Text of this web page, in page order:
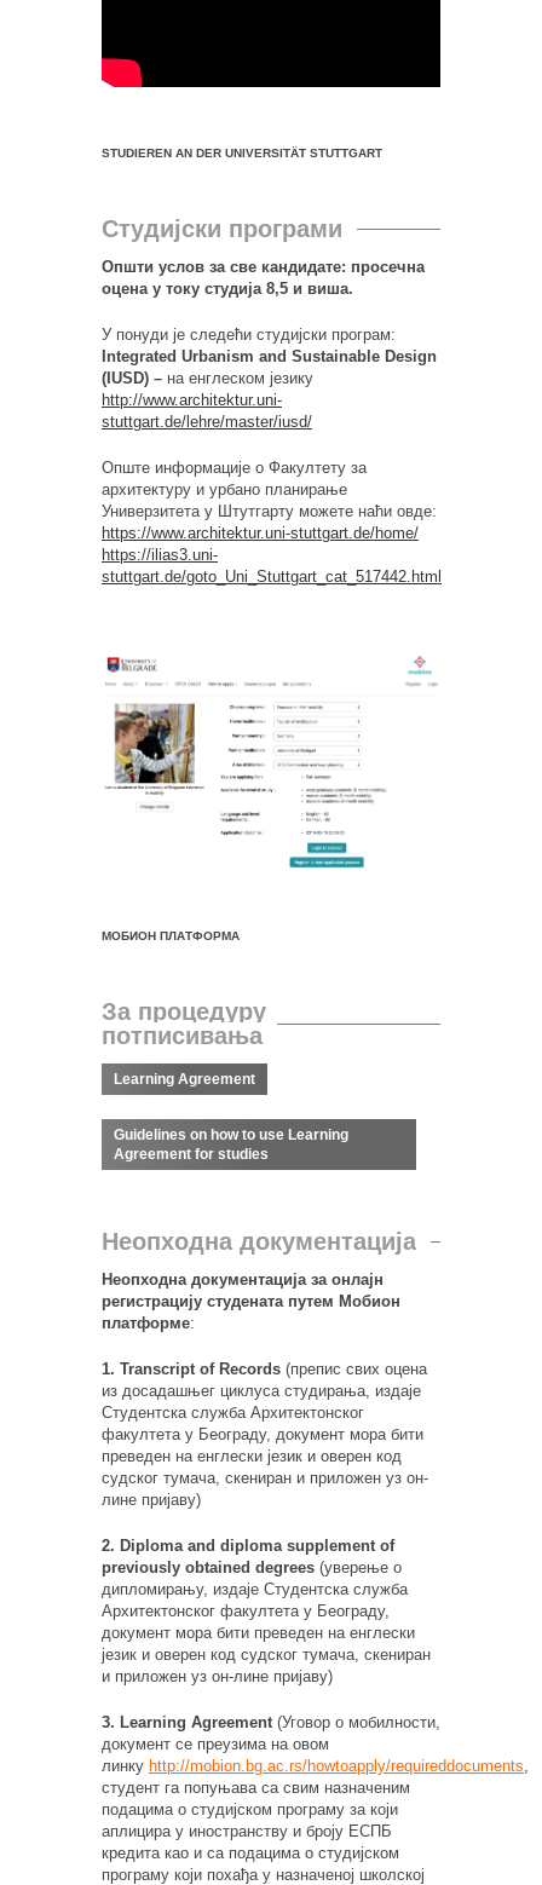
STUDIEREN AN DER UNIVERSITÄT STUTTGART
Студијски програми
Општи услов за све кандидате: просечна
оцена у току студија 8,5 и виша.
У понуди је следећи студијски програм:
Integrated Urbanism and Sustainable Design
(IUSD) – на енглеском језику
http://www.architektur.uni-
stuttgart.de/lehre/master/iusd/
Опште информације о Факултету за
архитектуру и урбано планирање
Универзитета у Штутгарту можете наћи овде:
https://www.architektur.uni-stuttgart.de/home/
https://ilias3.uni-
stuttgart.de/goto_Uni_Stuttgart_cat_517442.html
МОБИОН ПЛАТФОРМА
За процедуру
потписивања
Learning Agreement
Guidelines on how to use Learning
Agreement for studies
Неопходна документација
Неопходна документација за онлајн
регистрацију студената путем Мобион
платформе:
1. Transcript of Records (препис свих оцена
из досадашњег циклуса студирања, издаје
Студентска служба Архитектонског
факултета у Београду, документ мора бити
преведен на енглески језик и оверен код
судског тумача, скениран и приложен уз он-
лине пријаву)
2. Diploma and diploma supplement of
previously obtained degrees (уверење о
дипломирању, издаје Студентска служба
Архитектонског факултета у Београду,
документ мора бити преведен на енглески
језик и оверен код судског тумача, скениран
и приложен уз он-лине пријаву)
3. Learning Agreement (Уговор о мобилности,
документ се преузима на овом
линку http://mobion.bg.ac.rs/howtoapply/requireddocuments
студент га попуњава са свим назначеним
подацима о студијском програму за који
аплицира у иностранству и броју ЕСПБ
кредита као и са подацима о студијском
програму који похађа у назначеној школској